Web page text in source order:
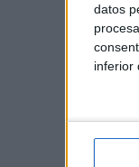
datos
inferior